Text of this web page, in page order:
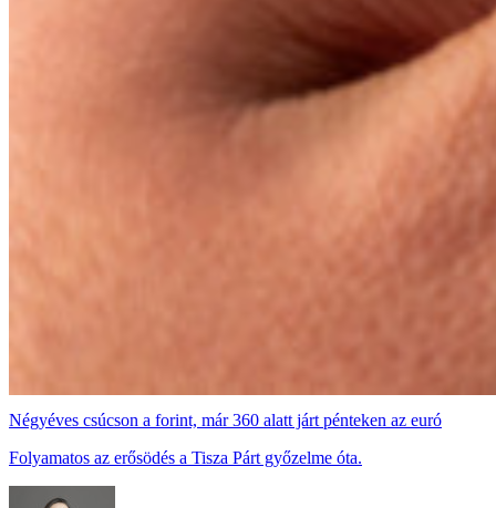
Négyéves csúcson a forint, már 360 alatt járt pénteken az euró
Folyamatos az erősödés a Tisza Párt győzelme óta.